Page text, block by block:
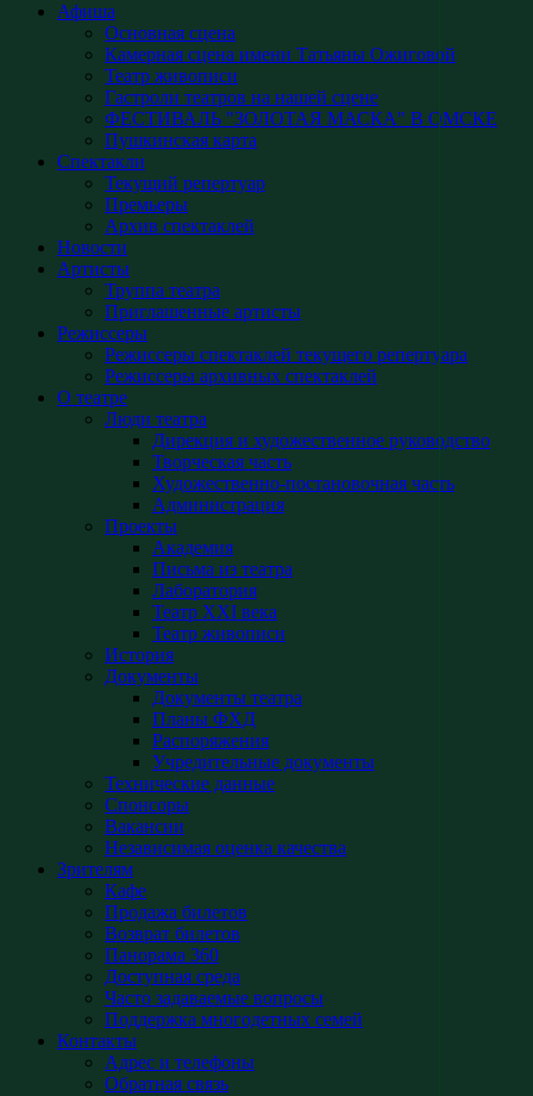
Афиша
Основная сцена
Камерная сцена имени Татьяны Ожиговой
Театр живописи
Гастроли театров на нашей сцене
ФЕСТИВАЛЬ "ЗОЛОТАЯ МАСКА" В ОМСКЕ
Пушкинская карта
Спектакли
Текущий репертуар
Премьеры
Архив спектаклей
Новости
Артисты
Труппа театра
Приглашенные артисты
Режиссеры
Режиссеры спектаклей текущего репертуара
Режиссеры архивных спектаклей
О театре
Люди театра
Дирекция и художественное руководство
Творческая часть
Художественно-постановочная часть
Администрация
Проекты
Академия
Письма из театра
Лаборатория
Театр XXI века
Театр живописи
История
Документы
Документы театра
Планы ФХД
Распоряжения
Учредительные документы
Технические данные
Спонсоры
Вакансии
Независимая оценка качества
Зрителям
Кафе
Продажа билетов
Возврат билетов
Панорама 360
Доступная среда
Часто задаваемые вопросы
Поддержка многодетных семей
Контакты
Адрес и телефоны
Обратная связь